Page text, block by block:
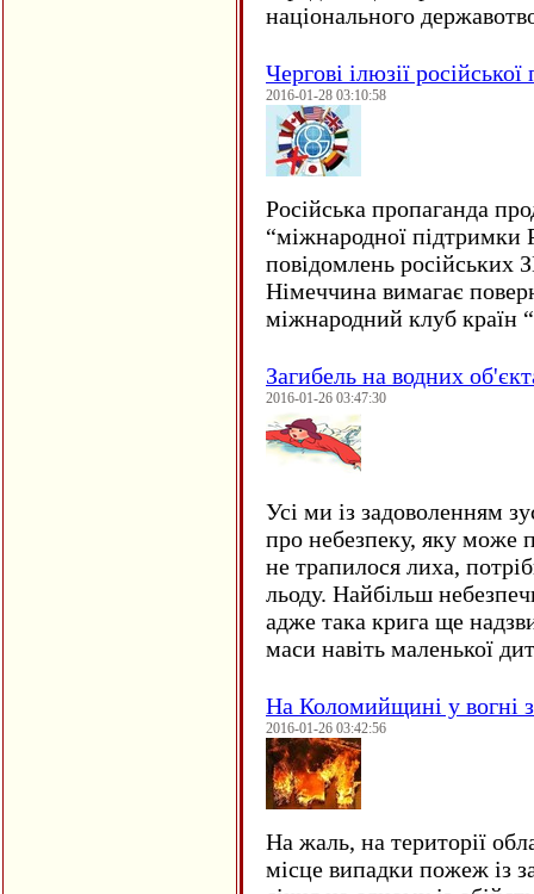
національного
Чергові ілюзії
2016-01-28 03:10:58
Російська пропаганда
“міжнародної підтримки
повідомлень російських
Німеччина вимагає
міжнародний клуб країн
Загибель на водних
2016-01-26 03:47:30
Усі ми із задоволенням
про небезпеку, яку може
не трапилося лиха,
льоду. Найбільш
адже така крига ще
маси навіть маленької
На Коломийщині у вогні
2016-01-26 03:42:56
На жаль, на території
місце випадки пожеж із